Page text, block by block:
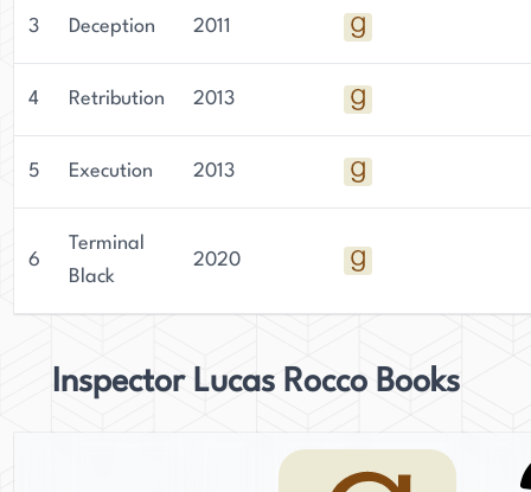
3 Deception 2011
4 Retribution 2013
5 Execution 2013
6
Terminal
Black
2020
Inspector Lucas Rocco Books